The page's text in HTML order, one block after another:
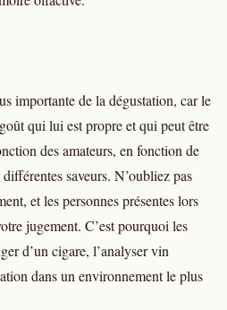
importante de la dégustation, car le
qui lui est propre et qui peut être
des amateurs, en fonction de
saveurs. N’oubliez pas
et les personnes présentes lors
jugement. C’est pourquoi les
d’un cigare, l’analyser vin
dans un environnement le plus